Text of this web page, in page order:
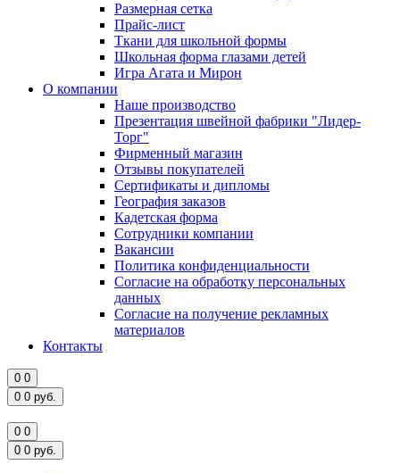
Размерная сетка
Прайс-лист
Ткани для школьной формы
Школьная форма глазами детей
Игра Агата и Мирон
О компании
Наше производство
Презентация швейной фабрики "Лидер-
Торг"
Фирменный магазин
Отзывы покупателей
Сертификаты и дипломы
География заказов
Кадетская форма
Сотрудники компании
Вакансии
Политика конфиденциальности
Согласие на обработку персональных
данных
Согласие на получение рекламных
материалов
Контакты
0 0
0 0 руб.
0 0
0 0 руб.